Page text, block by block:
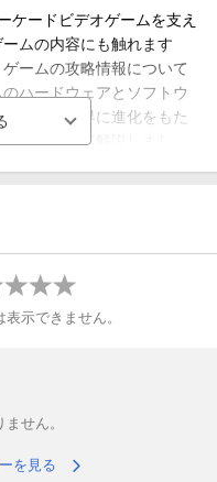
ードビデオゲームを支え
ムの内容にも触れます
ームの攻略情報について
ハードウェアとソフトウ
ームの世界に進化をもた
取り上げて解説しまし
から掲載作品を絞り込ん
ことになり、意外なゲー
いように、発売年ごとに
たできごとも掲載しまし
行くとき、背景知識がな
本書を読んでからゲーム
みだから、こんな遊びが
示できません。
せん。
を見る